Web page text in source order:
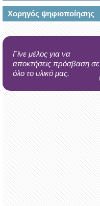
Χορηγός ψηφιοποίησης
Γίνε μέλος για να
αποκτήσεις πρόσβαση σε
όλο το υλικό μας.